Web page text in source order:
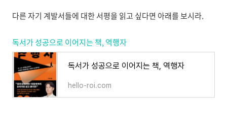
다른 자기 계발서들에 대한 서평을 읽고 싶다면 아래를 보시라.
독서가 성공으로 이어지는 책, 역행자
독서가 성공으로 이어지는 책, 역행자
hello-roi.com